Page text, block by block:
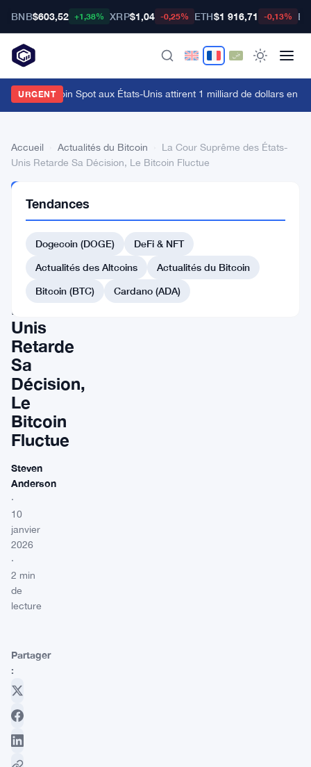
BNB$603,52 +1,38% XRP$1,04 -0,25% ETH$1 916,71 -0,13%
URGENT
ETFs Bitcoin Spot aux États-Unis attirent 1 milliard de dollars en
Accueil Actualités du Bitcoin
La Cour Suprême des États-
Unis Retarde Sa Décision, Le Bitcoin Fluctue
DU BITCOIN
Cour
Suprême
des
États-
Unis
Retarde
Sa
Décision,
Le
Bitcoin
Fluctue
Steven
Anderson
·
10
janvier
2026
·
2 min
de
lecture
Partager
:
Tendances
Dogecoin (DOGE)
DeFi & NFT
Actualités des Altcoins
Actualités du Bitcoin
Bitcoin (BTC)
Cardano (ADA)